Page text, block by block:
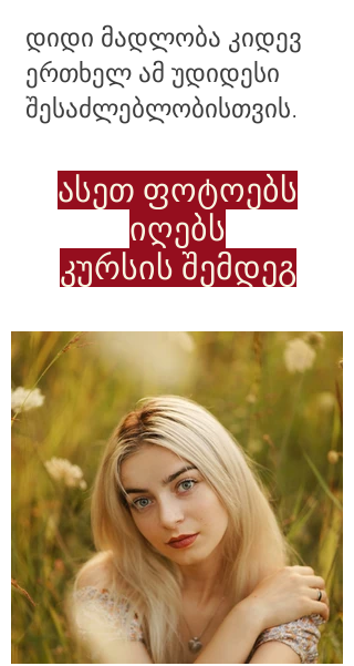
დიდი მადლობა კიდევ
ერთხელ ამ უდიდესი
შესაძლებლობისთვის.
ასეთ ფოტოებს
იღებს
კურსის შემდეგ